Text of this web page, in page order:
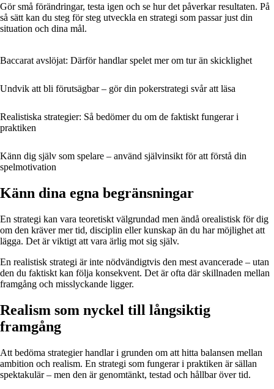
Gör små förändringar, testa igen och se hur det påverkar resultaten. På
så sätt kan du steg för steg utveckla en strategi som passar just din
situation och dina mål.
Baccarat avslöjat: Därför handlar spelet mer om tur än skicklighet
Undvik att bli förutsägbar – gör din pokerstrategi svår att läsa
Realistiska strategier: Så bedömer du om de faktiskt fungerar i
praktiken
Känn dig själv som spelare – använd självinsikt för att förstå din
spelmotivation
Känn dina egna begränsningar
En strategi kan vara teoretiskt välgrundad men ändå orealistisk för dig
om den kräver mer tid, disciplin eller kunskap än du har möjlighet att
lägga. Det är viktigt att vara ärlig mot sig själv.
En realistisk strategi är inte nödvändigtvis den mest avancerade – utan
den du faktiskt kan följa konsekvent. Det är ofta där skillnaden mellan
framgång och misslyckande ligger.
Realism som nyckel till långsiktig
framgång
Att bedöma strategier handlar i grunden om att hitta balansen mellan
ambition och realism. En strategi som fungerar i praktiken är sällan
spektakulär – men den är genomtänkt, testad och hållbar över tid.